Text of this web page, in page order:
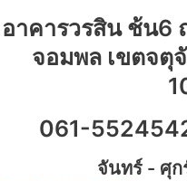
to
content
อาคารวรสิน ช้น6
จอมพล เขตจตุ
061-
จันทร์ - ศุ